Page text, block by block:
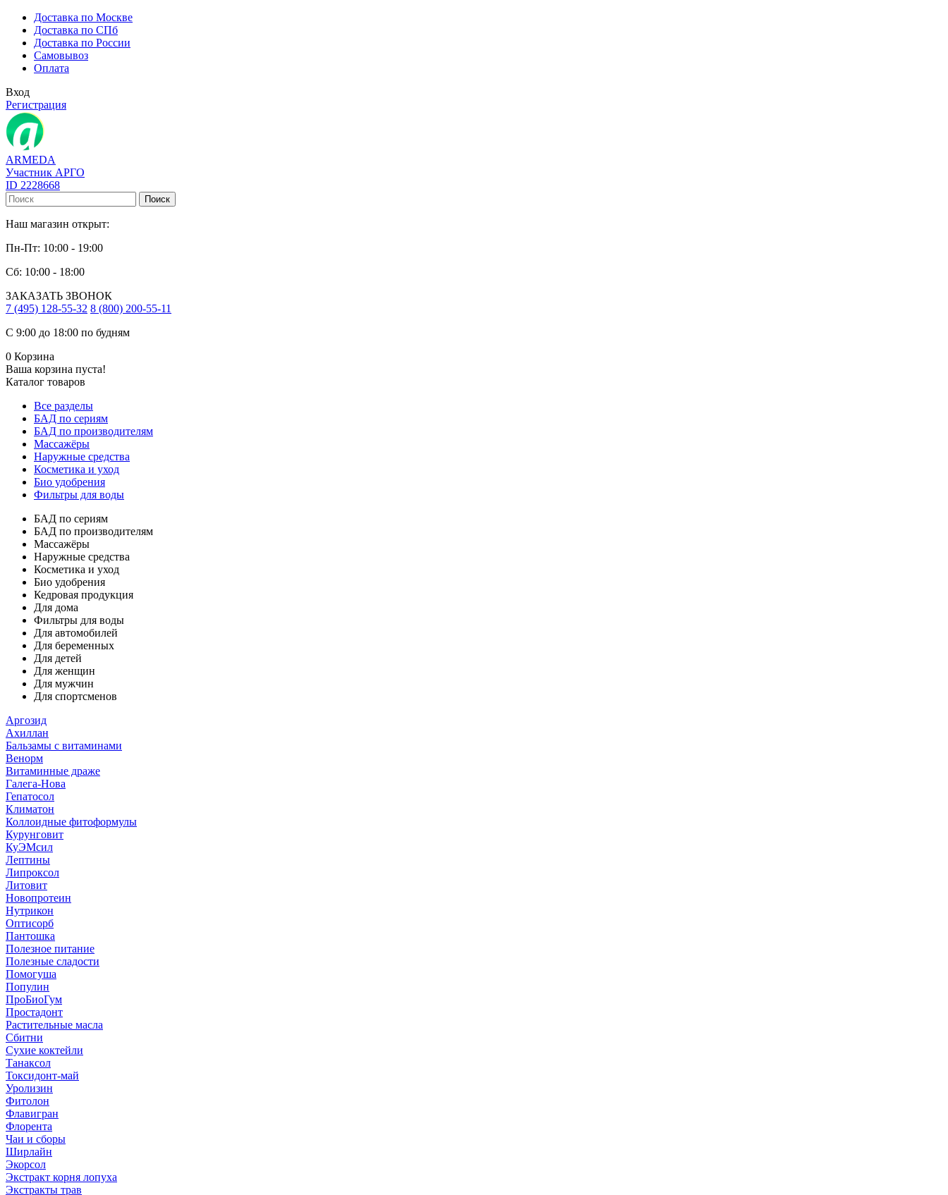
Доставка по Москве
Доставка по СПб
Доставка по России
Самовывоз
Оплата
Вход
Регистрация
ARMEDA
Участник АРГО
ID 2228668
Поиск
Наш магазин открыт:
Пн-Пт: 10:00 - 19:00
Сб: 10:00 - 18:00
ЗАКАЗАТЬ ЗВОНОК
7 (495) 128-55-32 8 (800) 200-55-11
С 9:00 до 18:00 по будням
0 Корзина
Ваша корзина пуста!
Каталог товаров
Все разделы
БАД по сериям
БАД по производителям
Массажёры
Наружные средства
Косметика и уход
Био удобрения
Фильтры для воды
БАД по сериям
БАД по производителям
Массажёры
Наружные средства
Косметика и уход
Био удобрения
Кедровая продукция
Для дома
Фильтры для воды
Для автомобилей
Для беременных
Для детей
Для женщин
Для мужчин
Для спортсменов
Аргозид
Ахиллан
Бальзамы с витаминами
Венорм
Витаминные драже
Галега-Нова
Гепатосол
Климатон
Коллоидные фитоформулы
Курунговит
КуЭМсил
Лептины
Липроксол
Литовит
Новопротеин
Нутрикон
Оптисорб
Пантошка
Полезное питание
Полезные сладости
Помогуша
Популин
ПроБиоГум
Простадонт
Растительные масла
Сбитни
Сухие коктейли
Танаксол
Токсидонт-май
Уролизин
Фитолон
Флавигран
Флорента
Чаи и сборы
Ширлайн
Экорсол
Экстракт корня лопуха
Экстракты трав